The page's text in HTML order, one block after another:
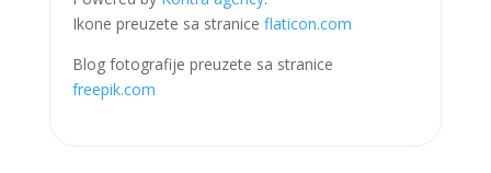
Ikone preuzete sa stranice flaticon.com
Blog fotografije preuzete sa stranice
freepik.com